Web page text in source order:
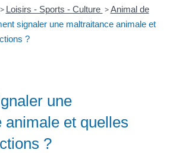
> Loisirs - Sports - Culture > Animal de
signaler une maltraitance animale et
?
une
animale et quelles
?